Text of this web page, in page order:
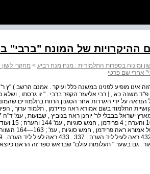
ומינוח בספרות התלמודית : מנח מנח רביע > מחקרי
אחרי שם פרטי
אינו מופיע לפנינו במשנה כלל ועיקר . אמנם הרשב ) "ץ
משנה כא , [ רבי אליעזר הקפר ברבי . " זו גרסתו , ושלא
הנראה על ידי היגררות אחר הסגנון הרווח בתלמודים
קמצא ,
. גם בשער " תעלומות עולם" שבראש ספר זה הראנו כיוצא